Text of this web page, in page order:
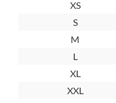
XS
S
M
L
XL
XXL